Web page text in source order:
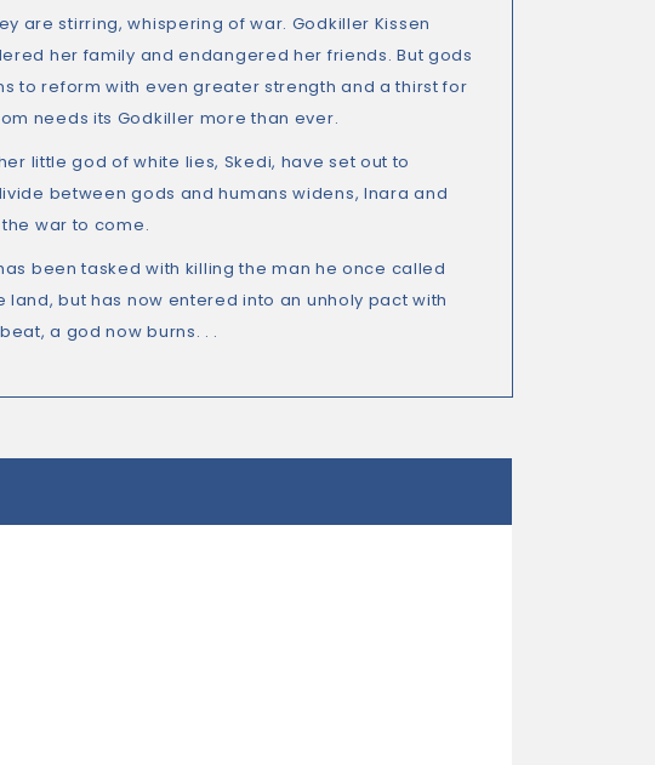
are stirring, whispering of war. Godkiller Kissen
her family and endangered her friends. But gods
to reform with even greater strength and a thirst for
needs its Godkiller more than ever.
little god of white lies, Skedi, have set out to
between gods and humans widens, Inara and
war to come.
been tasked with killing the man he once called
but has now entered into an unholy pact with
a god now burns. . .